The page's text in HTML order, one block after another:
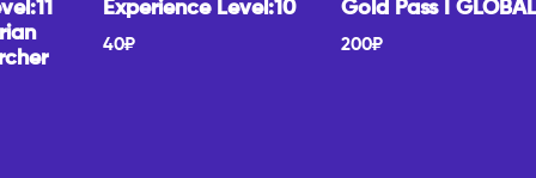
Experience Level:10
40₽
Gold Pass I
200₽